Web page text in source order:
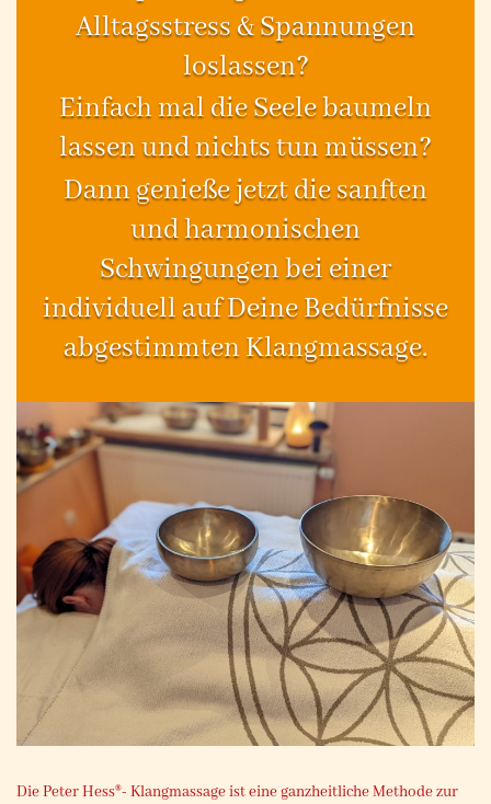
Alltagsstress & Spannungen
loslassen?
Einfach mal die Seele baumeln
lassen und nichts tun müssen?
Dann genieße jetzt die sanften
und harmonischen
Schwingungen bei einer
individuell auf Deine Bedürfnisse
abgestimmten Klangmassage.
Die Peter Hess®- Klangmassage ist eine ganzheitliche Methode zur